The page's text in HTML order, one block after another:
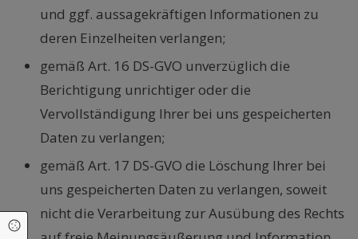
und ggf. aussagekräftigen Informationen zu
deren Einzelheiten verlangen;
gemäß Art. 16 DS-GVO unverzüglich die
Berichtigung unrichtiger oder die
Vervollständigung Ihrer bei uns gespeicherten
Daten zu verlangen;
gemäß Art. 17 DS-GVO die Löschung Ihrer bei
uns gespeicherten Daten zu verlangen, soweit
nicht die Verarbeitung zur Ausübung des Rechts